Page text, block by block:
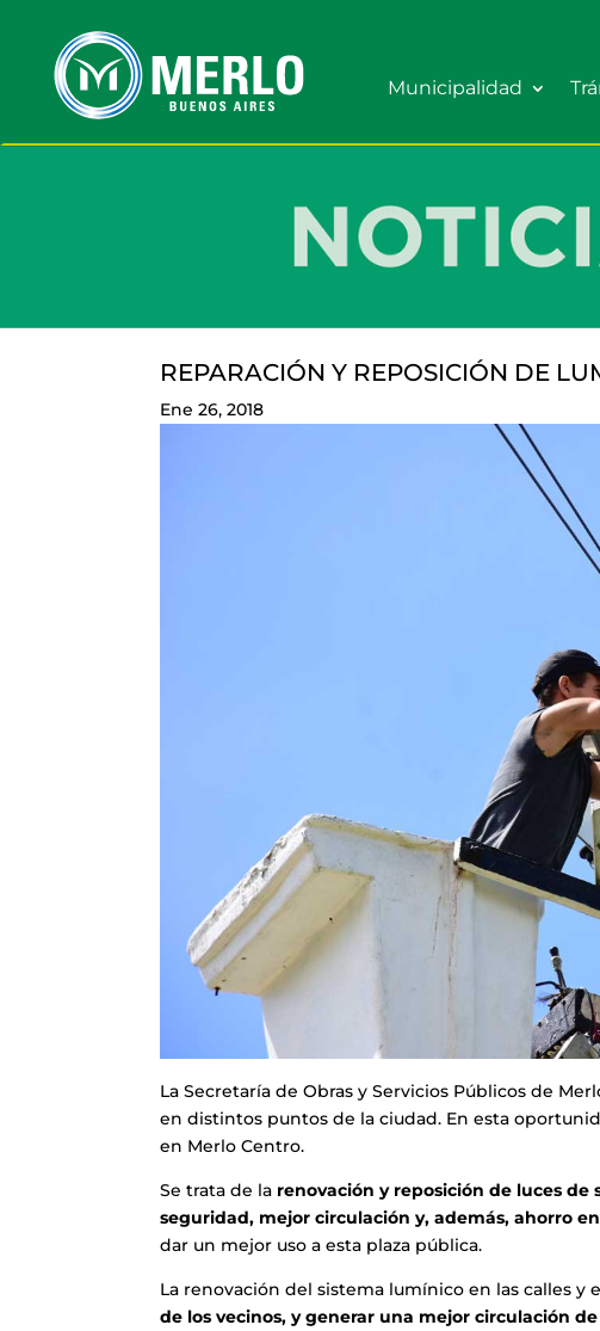
Municipalidad
REPARACIÓN Y REPOSICIÓN DE
Ene 26, 2018
La Secretaría de Obras y Servicios Públicos de
en distintos puntos de la ciudad. En esta
en Merlo Centro.
Se trata de la renovación y reposición de luces
seguridad, mejor circulación y, además, ahorro
dar un mejor uso a esta plaza pública.
La renovación del sistema lumínico en las calles
de los vecinos, y generar una mejor circulación